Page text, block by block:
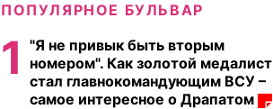
ПОПУЛЯРНОЕ БУЛЬВАР
1
"Я не привык быть вторым
номером". Как золотой медалист
стал главнокомандующим ВСУ –
самое интересное о Драпатом